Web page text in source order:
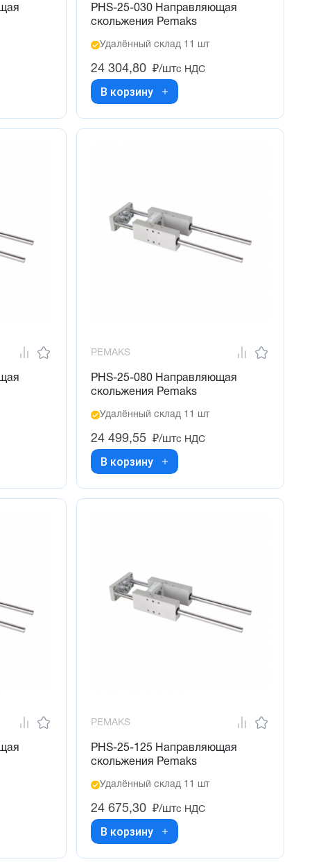
PHS-25-030 Направляющая
скольжения Pemaks
Удалённый склад 11 шт
24 304,80 ₽/штс НДС
В корзину
PEMAKS
PHS-25-080 Направляющая
скольжения Pemaks
Удалённый склад 11 шт
24 499,55 ₽/штс НДС
В корзину
PEMAKS
PHS-25-125 Направляющая
скольжения Pemaks
Удалённый склад 11 шт
24 675,30 ₽/штс НДС
В корзину